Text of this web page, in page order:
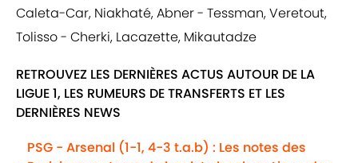
Caleta-Car, Niakhaté, Abner - Tessman, Veretout,
Tolisso - Cherki, Lacazette, Mikautadze
RETROUVEZ LES DERNIÈRES ACTUS AUTOUR DE LA
LIGUE 1, LES RUMEURS DE TRANSFERTS ET LES
DERNIÈRES NEWS
PSG - Arsenal (1-1, 4-3 t.a.b) : Les notes des